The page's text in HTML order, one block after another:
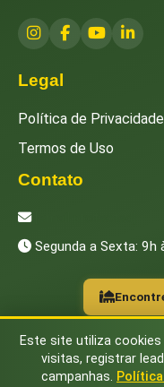
Legal
Política de Privacidade
Termos de Uso
Contato
Segunda a Sexta: 9h
© 2026 Instituto
Este site utiliza
visitas, registrar
campanhas.